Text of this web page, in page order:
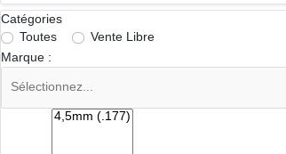
Catégories
Toutes
Vente Libre
Marque :